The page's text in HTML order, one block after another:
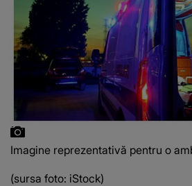
Imagine reprezentativă pentru o
(sursa foto: iStock)